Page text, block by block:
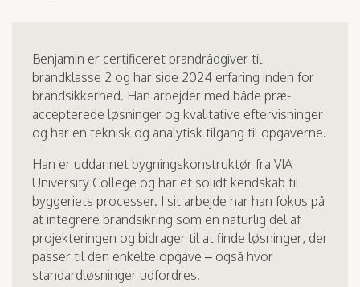
Benjamin er certificeret brandrådgiver til
brandklasse 2 og har side 2024 erfaring inden for
brandsikkerhed. Han arbejder med både præ-
accepterede løsninger og kvalitative eftervisninger
og har en teknisk og analytisk tilgang til opgaverne.
Han er uddannet bygningskonstruktør fra VIA
University College og har et solidt kendskab til
byggeriets processer. I sit arbejde har han fokus på
at integrere brandsikring som en naturlig del af
projekteringen og bidrager til at finde løsninger, der
passer til den enkelte opgave – også hvor
standardløsninger udfordres.